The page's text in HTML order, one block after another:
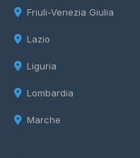
Friuli-Venezia Giulia
Lazio
Liguria
Lombardia
Marche